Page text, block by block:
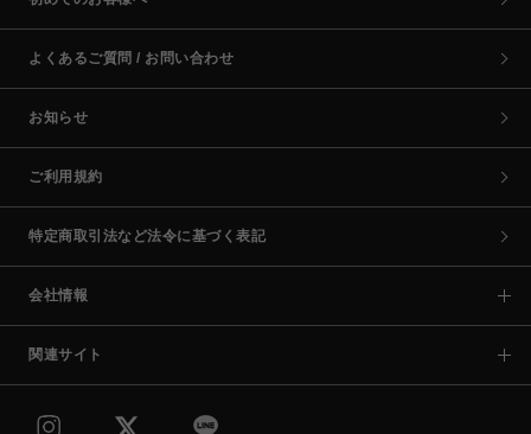
よくあるご質問 / お問い合わせ
お知らせ
ご利用規約
特定商取引法など法令に基づく表記
会社情報
関連サイト